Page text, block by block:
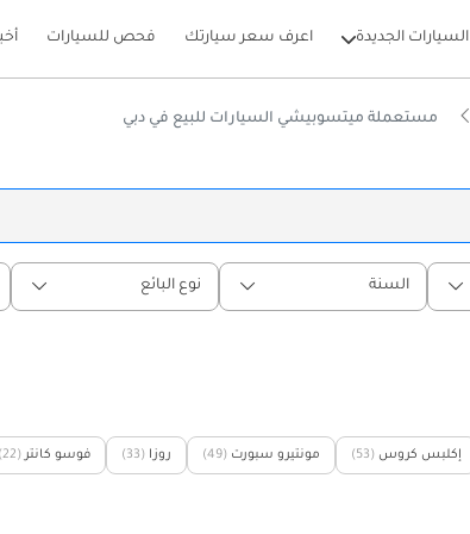
السيارات الجديدة اعرف سعر سيارتك فحص للسيارات
مستعملة ميتسوبيشي السيارات للبيع في دبي
السنة نوع البائع
إكلبس كروس (53) مونتيرو سبورت (49) روزا (33) فوسو كانتر (22)